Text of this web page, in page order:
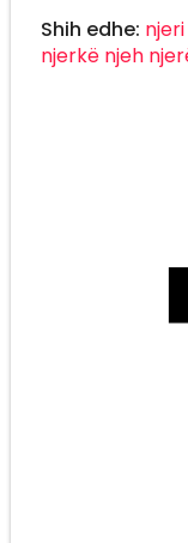
Shih edhe: njeri
njerkë njeh